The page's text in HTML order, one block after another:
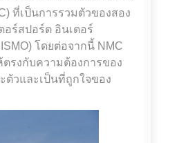
ที่เป็นการรวมตัวของสอง
ร์สปอร์ต อินเตอร์
โดยต่อจากนี้ NMC
รงกับความต้องการของ
วและเป็นที่ถูกใจของ